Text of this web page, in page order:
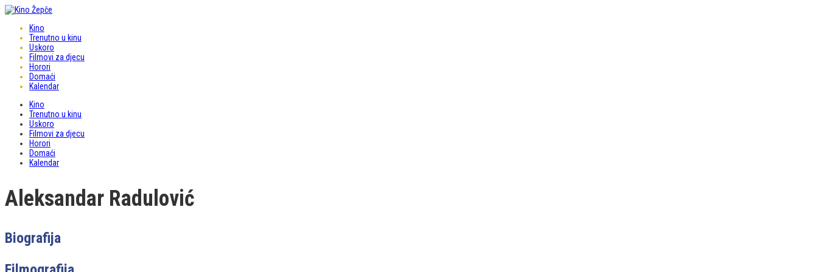
Kino
Trenutno u kinu
Uskoro
Filmovi za djecu
Horori
Domaći
Kalendar
Kino
Trenutno u kinu
Uskoro
Filmovi za djecu
Horori
Domaći
Kalendar
Aleksandar Radulović
Biografija